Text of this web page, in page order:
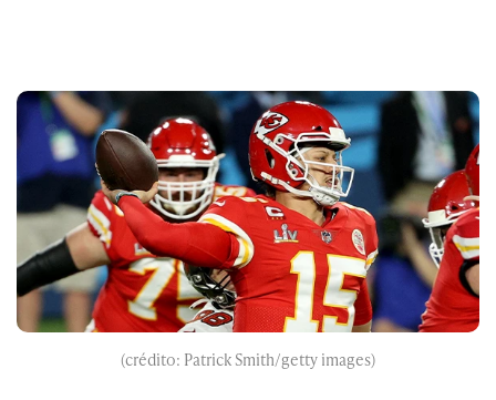
(crédito: Patrick Smith/getty images)